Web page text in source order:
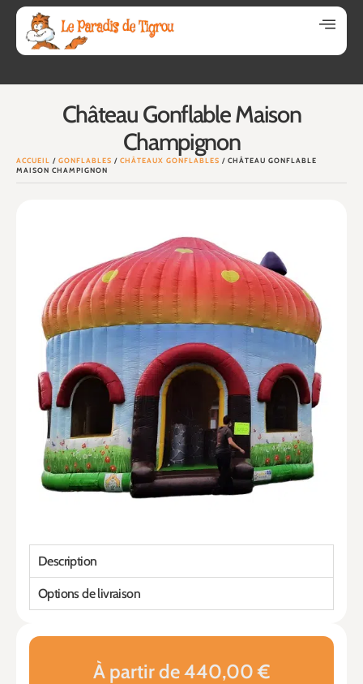
Château Gonflable Maison
Champignon
ACCUEIL / GONFLABLES / CHÂTEAUX GONFLABLES / CHÂTEAU GONFLABLE
MAISON CHAMPIGNON
À partir de 440,00 €
Description
Options de livraison